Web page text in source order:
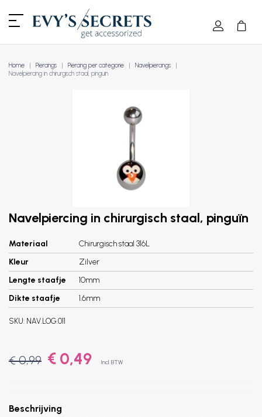
Home Piercings Piercing per categorie
Navelpiercings
Navelpiercing in chirurgisch staal, pinguïn
Navelpiercing in chirurgisch staal, pinguïn
Materiaal
Chirurgisch staal 316L
Kleur
Zilver
Lengte staafje
10mm
Dikte staafje
1.6mm
SKU: NAV.LOG.011
€ 0,99 € 0,49 Incl. BTW
Beschrijving